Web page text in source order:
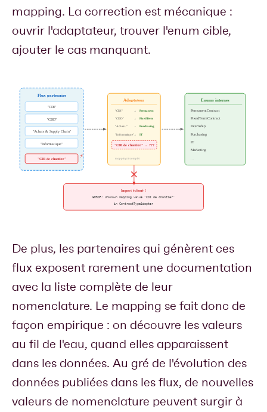
mapping. La correction est mécanique :
ouvrir l'adaptateur, trouver l'enum cible,
ajouter le cas manquant.
De plus, les partenaires qui génèrent ces
flux exposent rarement une documentation
avec la liste complète de leur
nomenclature. Le mapping se fait donc de
façon empirique : on découvre les valeurs
au fil de l'eau, quand elles apparaissent
dans les données. Au gré de l'évolution des
données publiées dans les flux, de nouvelles
valeurs de nomenclature peuvent surgir à